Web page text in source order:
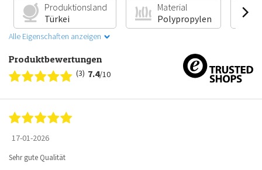
Produktionsland
Türkei
Material
Polypropylen
Alle Eigenschaften anzeigen
Produktbewertungen
(3) 7.4/10
17-01-2026
Sehr gute Qualität